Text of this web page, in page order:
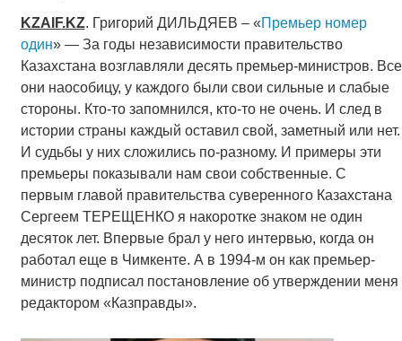
KZAIF.KZ. Григорий ДИЛЬДЯЕВ – «Премьер номер
один» — За годы независимости правительство
Казахстана возглавляли десять премьер-министров. Все
они наособицу, у каждого были свои сильные и слабые
стороны. Кто-то запомнился, кто-то не очень. И след в
истории страны каждый оставил свой, заметный или нет.
И судьбы у них сложились по-разному. И примеры эти
премьеры показывали нам свои собственные. C
первым главой правительства суверенного Казахстана
Сергеем ТЕРЕЩЕНКО я накоротке знаком не один
десяток лет. Впервые брал у него интервью, когда он
работал еще в Чимкенте. А в 1994-м он как премьер-
министр подписал постановление об утверждении меня
редактором «Казправды».